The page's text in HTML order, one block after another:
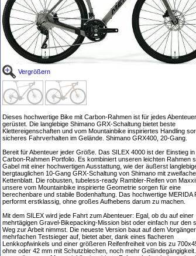
Vergrößern
Dieses hochwertige Bike mit Carbon-Rahmen ist für jedes Abenteuer
gerüstet. Die langlebige Shimano GRX-Schaltung bietet beste
Klettereigenschaften und vom Mountainbike inspiriertes Handling
sicheres Fahrverhalten im Gelände. Shimano GRX400, 20-Gang.
Bereit für Abenteuer jeder Größe. Das SILEX 4000 ist der Einstieg
Carbon-Rahmen Portfolio. Es kombiniert unseren leichten Rahmen
Gabel mit einer hochwertigen Ausstattung, wie der äußerst
bergtauglichen 10-Gang GRX-Schaltung von Shimano mit
Kettenblatt. Die robusten, tubeless-ready Rambler-Reifen von
unsere vom Mountainbike inspirierte Geometrie sorgen für eine
berechenbare und stabile Bodenhaftung. Das hochwertige MERIDA
performt erstklassig, ohne großes Aufhebens darum zu machen.
Mit dem SILEX wird jede Fahrt zum Abenteuer: Egal, ob du auf einer
mehrtägigen Gravel-Bikepacking-Mission bist oder einfach nur den
Weg zur Arbeit nimmst. Die neueste Version baut auf dem
mehrfachen Testsieger auf, bietet aber, dank eines flacheren
Lenkkopfwinkels und einer größeren Reifenfreiheit von bis zu
ohne oder 42 mm mit Schutzblechen, noch mehr